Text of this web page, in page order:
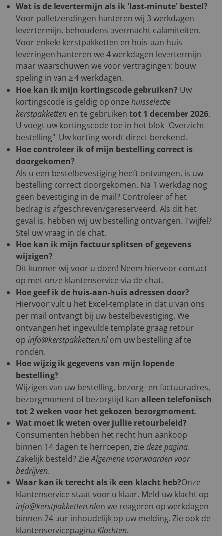
Wat is de levertermijn als ik 'last-minute' bestel?
Voor palletzendingen hanteren wij 3 werkdagen
levertermijn, behoudens overmacht calamiteiten.
Voor enkele kerstpakketten en huis-aan-huis
leveringen hanteren we 4 werkdagen levertermijn
maar waarschuwen we voor vertragingen: bouw
speling in van ≥ 4 werkdagen.
Hoe kan ik mijn kortingscode gebruiken? Uw
kortingscode is geldig op onze huisselectie
kerstpakketten en te gebruiken tot 1 december 2026.
U voegt uw kortingscode toe in het blok "Overzicht
bestelling". Uw korting wordt direct berekend.
Hoe controleer ik of mijn bestelling correct is
doorgekomen?
Als u een bestelbevestiging heeft ontvangen, is uw
bestelling correct doorgekomen. Na 1 werkdag nog
geen bevestiging in de mail? Controleer of het
bedrag is afgeschreven/gereserveerd. Als dit het
geval is, hebben wij uw bestelling ontvangen. Twijfel?
Stel uw vraag in de chat.
Hoe kan ik mijn factuur splitsen of gegevens
wijzigen?
Dit kunnen wij voor u doen! Neem hiervoor contact
op met onze klantenservice via de chat.
Hoe geef ik de huis-aan-huis adressen door?
Hiervoor vult u het Excel-template in dat u van ons
per mail ontvangt bij uw bestelbevestiging. We
ontvangen het ingevulde template graag retour
op info@kerstpakketten.nlom uw bestelling af te
ronden.
Hoe wijzig ik gegevens van mijn lopende
bestelling?
Wijzigen van uw bestelling, bezorg- en factuuradres,
bezorgmoment of bezorgtijd kan alleen telefonisch
tot 2 weken voor het gekozen bezorgmoment.
Wat moet ik weten over jullie retourbeleid?
Consumenten hebben het recht hun aankoop
binnen 14 dagen te herroepen, zie deze pagina.
Zakelijk besteld? ZieAlgemene voorwaarden voor
bedrijven.
Waar kan ik terecht als ik een klacht heb?Onze
klantenservice staat voor u klaar. Meld uw klacht op
info@kerstpakketten.nlen we reageren op werkdagen
binnen 24 uur inhoudelijk op uw melding. Zie ook de
klantenservicepagina Klachten.